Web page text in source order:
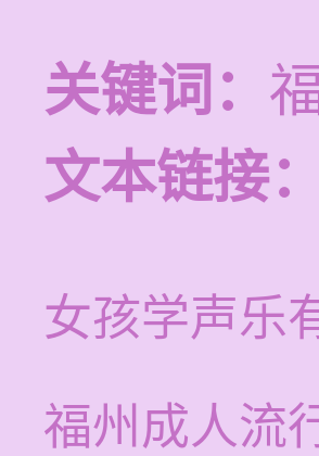
关键词：
文本链接：
女孩学声乐
福州成人流